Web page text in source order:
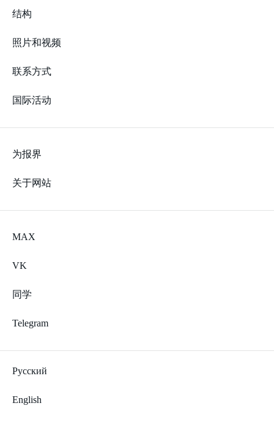
结构
照片和视频
联系方式
国际活动
为报界
关于网站
MAX
VK
同学
Telegram
Русский
English